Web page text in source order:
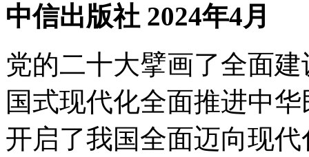
中信出版社 2024年4月
党的二十大擘画了全面
国式现代化全面推进中
开启了我国全面迈向现